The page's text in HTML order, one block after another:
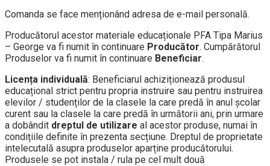
Comanda se face menționând adresa de e-mail personală.
Producătorul acestor materiale educaționale PFA Tipa Marius
– George va fi numit în continuare Producător. Cumpărătorul
Produselor va fi numit în continuare Beneficiar.
Licența individuală: Beneficiarul achiziționează produsul
educațional strict pentru propria instruire sau pentru instruirea
elevilor / studenților de la clasele la care predă în anul școlar
curent sau la clasele la care predă în următorii ani, prin urmare
a dobândit dreptul de utilizare al acestor produse, numai în
condițiile definite în prezenta secțiune. Dreptul de proprietate
intelecutală asupra produselor aparține producătorului.
Produsele se pot instala / rula pe cel mult două